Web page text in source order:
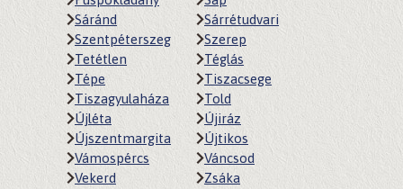
Sáránd
Sárrétudvari
Szentpéterszeg
Szerep
Tetétlen
Téglás
Tépe
Tiszacsege
Tiszagyulaháza
Told
Újléta
Újiráz
Újszentmargita
Újtikos
Vámospércs
Váncsod
Vekerd
Zsáka